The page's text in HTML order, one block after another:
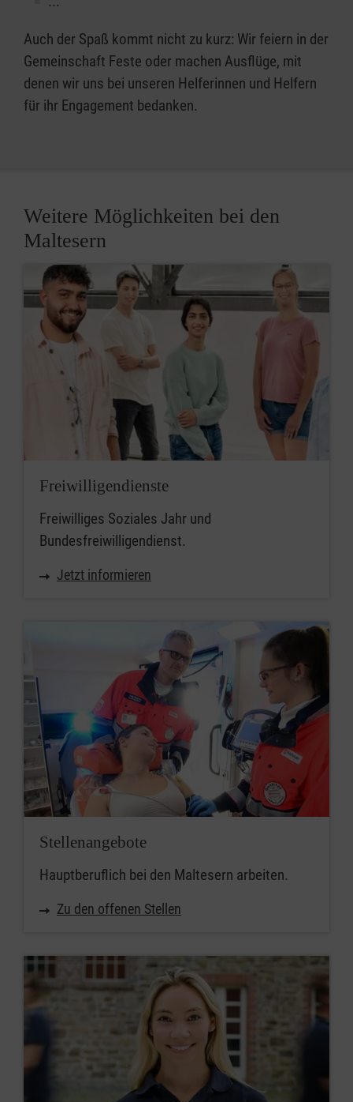
Auch der Spaß kommt nicht zu kurz: Wir feiern in der
Gemeinschaft Feste oder machen Ausflüge, mit
denen wir uns bei unseren Helferinnen und Helfern
für ihr Engagement bedanken.
Weitere Möglichkeiten bei den
Maltesern
Freiwilligendienste
Freiwilliges Soziales Jahr und
Bundesfreiwilligendienst.
Jetzt informieren
Stellenangebote
Hauptberuflich bei den Maltesern arbeiten.
Zu den offenen Stellen